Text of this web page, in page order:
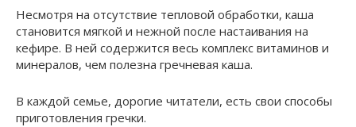
Несмотря на отсутствие тепловой обработки, каша
становится мягкой и нежной после настаивания на
кефире. В ней содержится весь комплекс витаминов и
минералов, чем полезна гречневая каша.
В каждой семье, дорогие читатели, есть свои способы
приготовления гречки.